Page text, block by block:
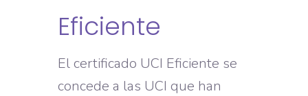
Eficiente
El certificado UCI Eficiente se
concede a las UCI que han